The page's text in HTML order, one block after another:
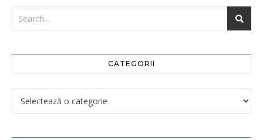
CATEGORII